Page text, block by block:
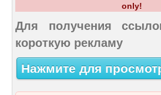
only!
Для получения
короткую рекламу
Нажмите для